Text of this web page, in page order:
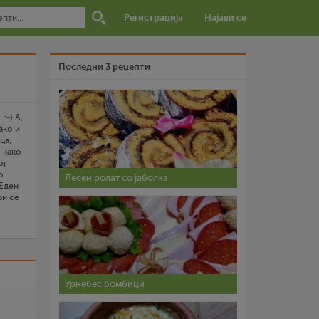
Регистрација Најави се
:-) А,
и
како
се
Последни 3 рецепти
Лесен ролат со јаболка
Урнебес бомбици